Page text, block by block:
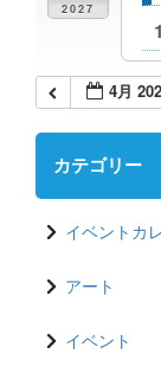
2027
4月
カテゴリー
イベントカ
アート
イベント